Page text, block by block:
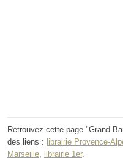
Retrouvez cette page "Grand
des liens : librairie Provence-
Marseille librairie 1er.